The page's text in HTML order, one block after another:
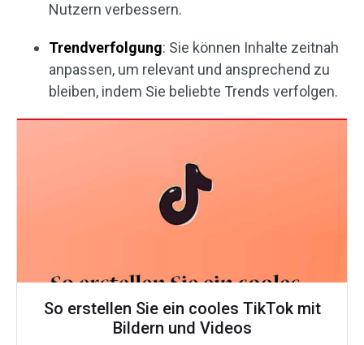
Nutzern verbessern.
Trendverfolgung: Sie können Inhalte zeitnah
anpassen, um relevant und ansprechend zu
bleiben, indem Sie beliebte Trends verfolgen.
So erstellen Sie ein cooles TikTok mit
Bildern und Videos